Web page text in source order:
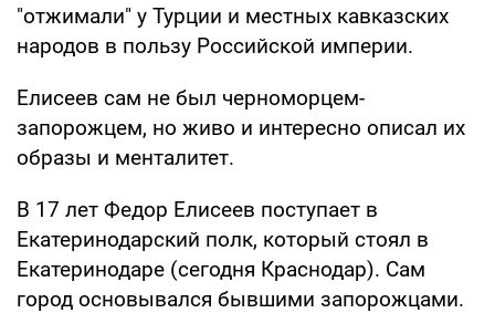
"отжимали" у Турции и местных кавказских
народов в пользу Российской империи.
Елисеев сам не был черноморцем-
запорожцем, но живо и интересно описал их
образы и менталитет.
В 17 лет Федор Елисеев поступает в
Екатеринодарский полк, который стоял в
Екатеринодаре (сегодня Краснодар). Сам
город основывался бывшими запорожцами.